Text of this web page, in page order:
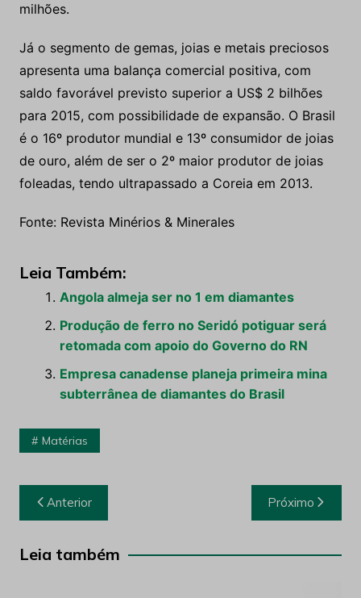
milhões.
Já o segmento de gemas, joias e metais preciosos
apresenta uma balança comercial positiva, com
saldo favorável previsto superior a US$ 2 bilhões
para 2015, com possibilidade de expansão. O Brasil
é o 16º produtor mundial e 13º consumidor de joias
de ouro, além de ser o 2º maior produtor de joias
foleadas, tendo ultrapassado a Coreia em 2013.
Fonte: Revista Minérios & Minerales
Leia Também:
Angola almeja ser no 1 em diamantes
Produção de ferro no Seridó potiguar será
retomada com apoio do Governo do RN
Empresa canadense planeja primeira mina
subterrânea de diamantes do Brasil
Matérias
Navegação
de
Post
Anterior Próximo
Leia também